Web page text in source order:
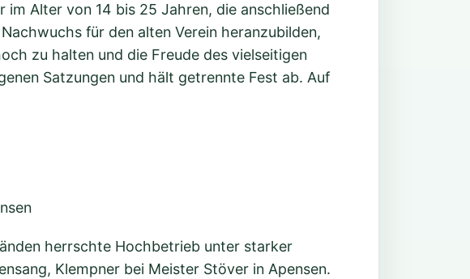
Alter von 14 bis 25 Jahren, die anschließend
für den alten Verein heranzubilden,
zu halten und die Freude des vielseitigen
Satzungen und hält getrennte Fest ab. Auf
herrschte Hochbetrieb unter starker
Klempner bei Meister Stöver in Apensen.